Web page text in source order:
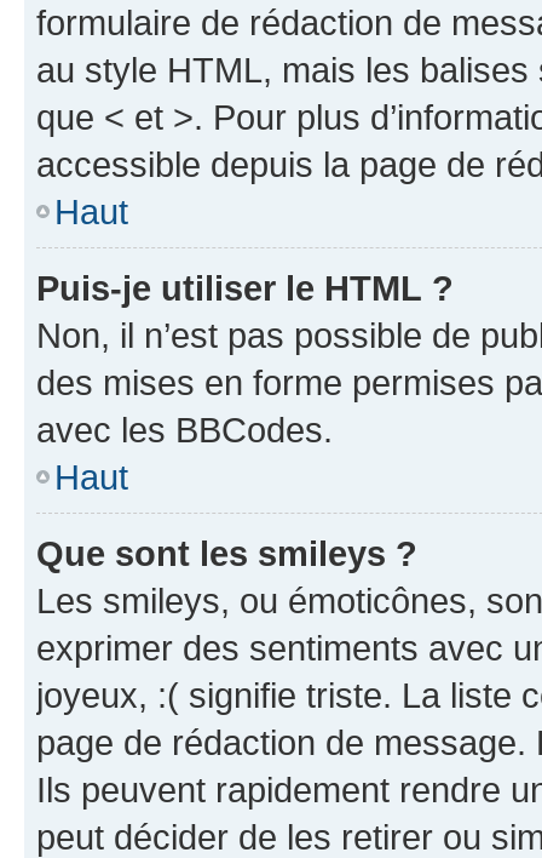
formulaire de rédaction de
au style HTML, mais les
que < et >. Pour plus
accessible depuis la page de
Haut
Puis-je utiliser le HTML ?
Non, il n’est pas possible de
des mises en forme permises
avec les BBCodes.
Haut
Que sont les smileys ?
Les smileys, ou émoticônes,
exprimer des sentiments avec
joyeux, :( signifie triste. La liste
page de rédaction de
Ils peuvent rapidement rendre
peut décider de les retirer ou